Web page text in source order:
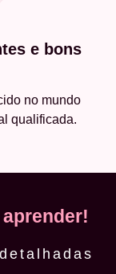
e bons
no mundo
qualificada.